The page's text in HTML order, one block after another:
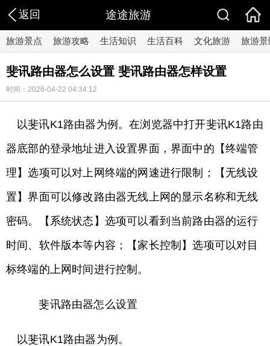
返回 途途旅游
旅游景点 旅游攻略 生活知识 生活百科 文化旅游 旅游景
斐讯路由器怎么设置 斐讯路由器怎样设置
时间：2026-04-22 04:34:12
以斐讯K1路由器为例。在浏览器中打开斐讯K1路由
器底部的登录地址进入设置界面，界面中的【终端管
理】选项可以对上网终端的网速进行限制；【无线设
置】界面可以修改路由器无线上网的显示名称和无线
密码。【系统状态】选项可以看到当前路由器的运行
时间、软件版本等内容；【家长控制】选项可以对目
标终端的上网时间进行控制。
斐讯路由器怎么设置
以斐讯K1路由器为例。